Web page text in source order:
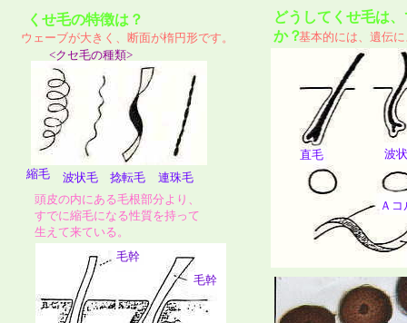
くせ毛の特徴は？
ウェーブが大きく、断面が楕円形です。
<クセ毛の種類>
どうしてくせ毛は
か？基本的には、遺伝
頭皮の内にある毛根部分より、
すでに縮毛になる性質を持って
生えて来ている。
縮毛 波状毛 捻転毛 連珠毛
直毛 波
Ａ
毛幹
毛幹